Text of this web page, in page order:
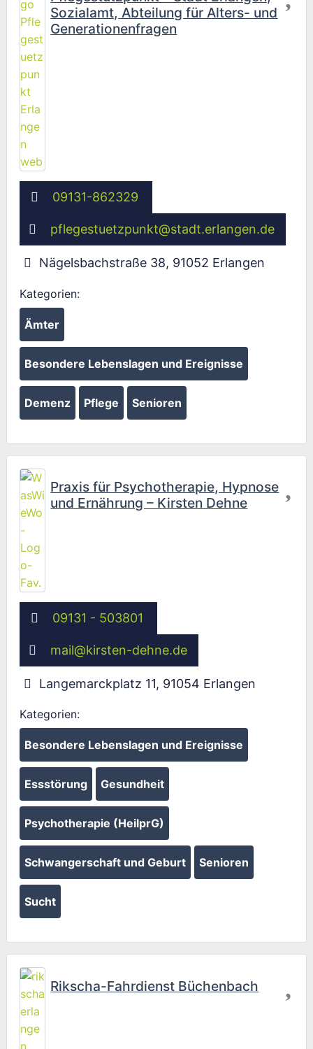
Sozialamt, Abteilung für Alters- und
Generationenfragen
09131-862329
pflegestuetzpunkt@stadt.erlangen.de
Nägelsbachstraße 38, 91052 Erlangen
Kategorien:
Ämter
Besondere Lebenslagen und Ereignisse
Demenz Pflege Senioren
Praxis für Psychotherapie, Hypnose
und Ernährung – Kirsten Dehne
09131 - 503801
mail@kirsten-dehne.de
Langemarckplatz 11, 91054 Erlangen
Kategorien:
Besondere Lebenslagen und Ereignisse
Essstörung Gesundheit
Psychotherapie (HeilprG)
Schwangerschaft und Geburt Senioren
Sucht
Rikscha-Fahrdienst Büchenbach